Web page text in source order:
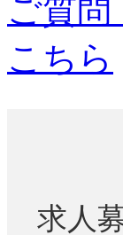
ご質問
こちら
求人